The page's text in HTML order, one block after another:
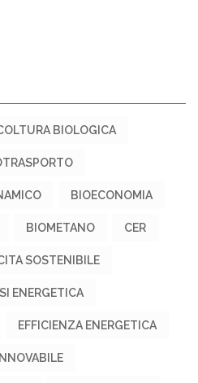
BIOLOGICA
BIOECONOMIA
BIOMETANO CER
SOSTENIBILE
ENERGETICA
EFFICIENZA ENERGETICA